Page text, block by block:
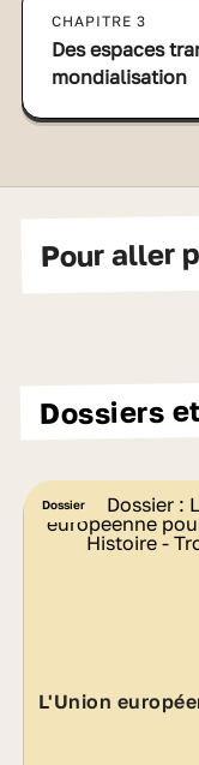
CHAPITRE 3
Des espaces
mondialisation
Pour aller
Dossiers
Dossier
L'Union